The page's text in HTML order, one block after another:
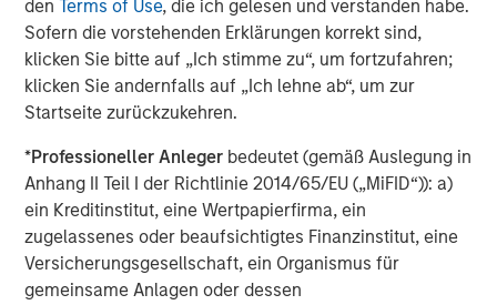
den Terms of Use, die ich gelesen und verstanden habe.
Sofern die vorstehenden Erklärungen korrekt sind,
klicken Sie bitte auf „Ich stimme zu“, um fortzufahren;
klicken Sie andernfalls auf „Ich lehne ab“, um zur
Startseite zurückzukehren.
*Professioneller Anleger bedeutet (gemäß Auslegung in
Anhang II Teil I der Richtlinie 2014/65/EU („MiFID“)): a)
ein Kreditinstitut, eine Wertpapierfirma, ein
zugelassenes oder beaufsichtigtes Finanzinstitut, eine
Versicherungsgesellschaft, ein Organismus für
gemeinsame Anlagen oder dessen
base, which includes governments, institutions,
corporations and individuals worldwide. The combination
with Eaton Vance allows the firm to bring even more
value to clients through many high quality,
unwavering commitment to client service. Professionals
across the globe draw upon these capabilities to develop
strategies that address a wide range of investors’ needs
across the public and private markets.
About iCapital